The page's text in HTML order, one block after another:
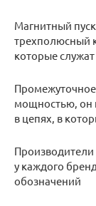
Магнитный
трехполюсный
которые
мощностью, он
в цепях, в
у каждого
обозначений